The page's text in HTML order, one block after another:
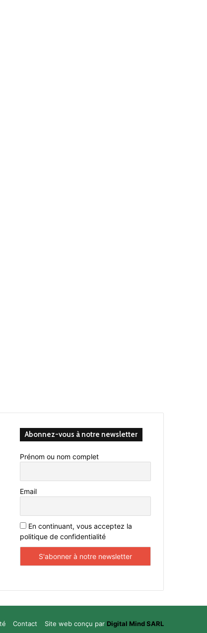
Abonnez-vous à notre newsletter
Prénom ou nom complet
Email
En continuant, vous acceptez la
politique de confidentialité
Site web conçu par Digital Mind SARL
Contact